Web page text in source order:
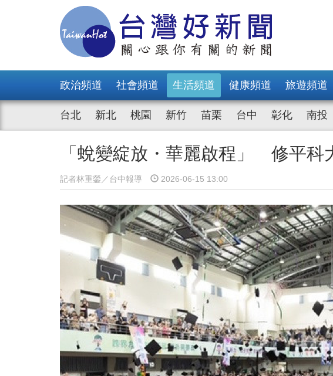
政治頻道 社會頻道 生活頻道 健康頻道 旅遊頻道
台北 新北 桃園 新竹 苗栗 台中 彰化 南投
「蛻變綻放・華麗啟程」 修平科
記者林重鎣／台中報導 2026-06-15 13:00